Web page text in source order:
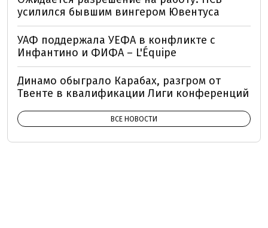
усилился бывшим вингером Ювентуса
УАФ поддержала УЕФА в конфликте с
Инфантино и ФИФА – L'Équipe
Динамо обыграло Карабах, разгром от
Твенте в квалификации Лиги конференций
ВСЕ НОВОСТИ